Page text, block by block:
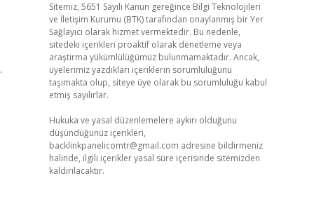
Sitemiz, 5651 Sayılı Kanun gereğince Bilgi Teknolojileri
ve İletişim Kurumu (BTK) tarafından onaylanmış bir Yer
Sağlayıcı olarak hizmet vermektedir. Bu nedenle,
sitedeki içerikleri proaktif olarak denetleme veya
araştırma yükümlülüğümüz bulunmamaktadır. Ancak,
üyelerimiz yazdıkları içeriklerin sorumluluğunu
taşımakta olup, siteye üye olarak bu sorumluluğu kabul
etmiş sayılırlar.
Hukuka ve yasal düzenlemelere aykırı olduğunu
düşündüğünüz içerikleri,
backlinkpanelicomtr@gmail.com adresine bildirmeniz
halinde, ilgili içerikler yasal süre içerisinde sitemizden
kaldırılacaktır.